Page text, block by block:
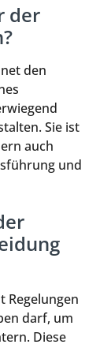
der
den
Sie ist
auch
und
Regelungen
darf, um
Diese